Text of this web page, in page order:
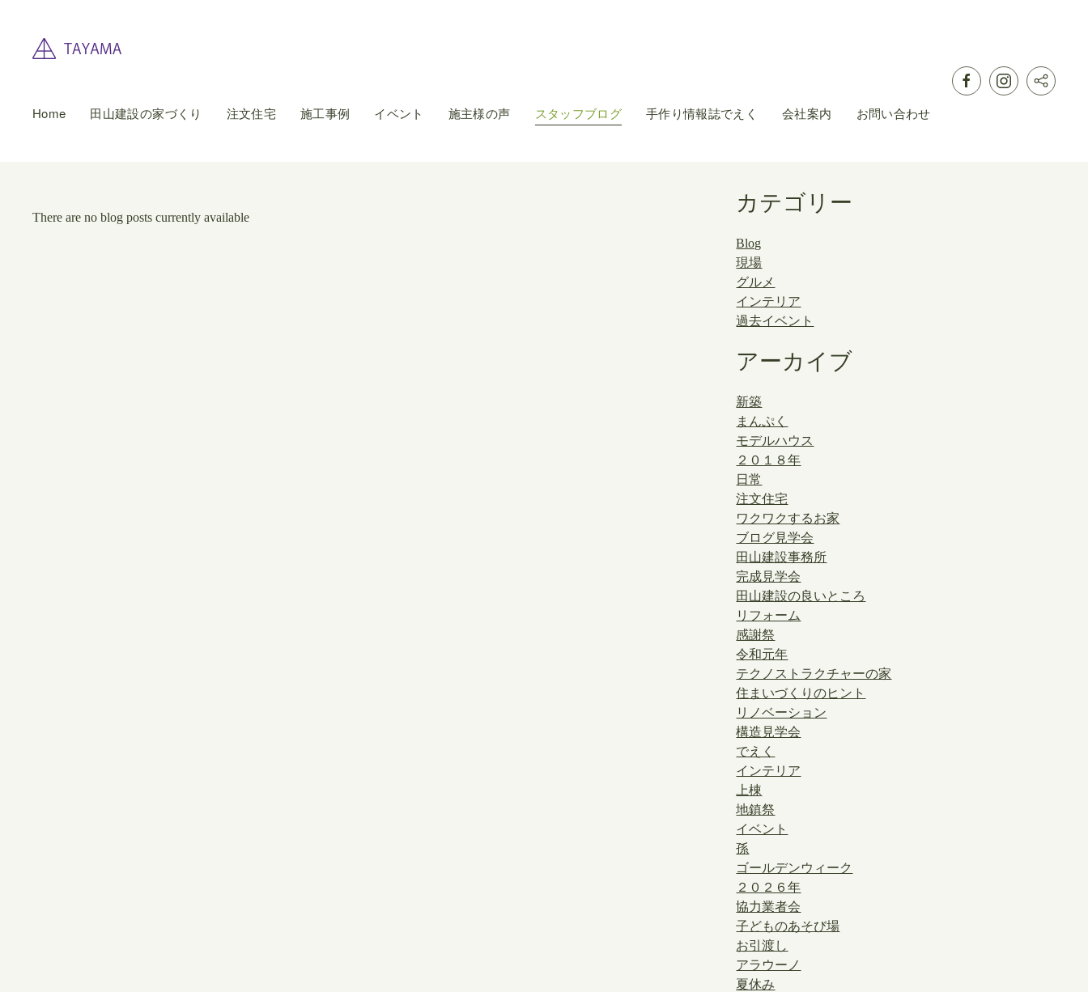
Home 田山建設の家づくり 注文住宅 施工事例 イベント 施主様の声 スタッフブログ 手作り情報誌でえく 会社案内 お問い合わせ
There are no blog posts currently available
カテゴリー
Blog
現場
グルメ
インテリア
過去イベント
アーカイブ
新築
まんぷく
モデルハウス
２０１８年
日常
注文住宅
ワクワクするお家
ブログ見学会
田山建設事務所
完成見学会
田山建設の良いところ
リフォーム
感謝祭
令和元年
テクノストラクチャーの家
住まいづくりのヒント
リノベーション
構造見学会
でえく
インテリア
上棟
地鎮祭
イベント
孫
ゴールデンウィーク
２０２６年
協力業者会
子どものあそび場
お引渡し
アラウーノ
夏休み